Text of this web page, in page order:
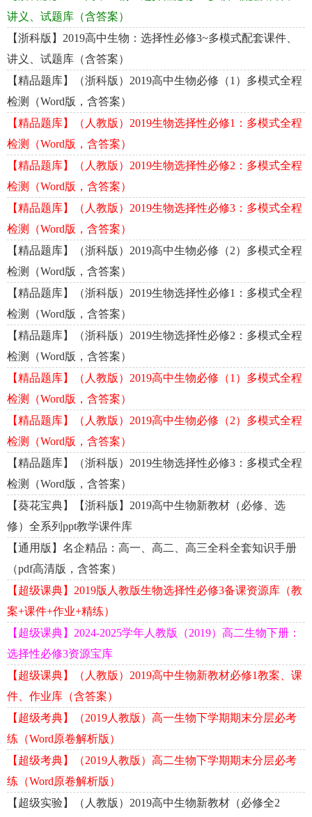
讲义、试题库（含答案）
【浙科版】2019高中生物：选择性必修3~多模式配套课件、
讲义、试题库（含答案）
【精品题库】（浙科版）2019高中生物必修（1）多模式全程
检测（Word版，含答案）
【精品题库】（人教版）2019生物选择性必修1：多模式全程
检测（Word版，含答案）
【精品题库】（人教版）2019生物选择性必修2：多模式全程
检测（Word版，含答案）
【精品题库】（人教版）2019生物选择性必修3：多模式全程
检测（Word版，含答案）
【精品题库】（浙科版）2019高中生物必修（2）多模式全程
检测（Word版，含答案）
【精品题库】（浙科版）2019生物选择性必修1：多模式全程
检测（Word版，含答案）
【精品题库】（浙科版）2019生物选择性必修2：多模式全程
检测（Word版，含答案）
【精品题库】（人教版）2019高中生物必修（1）多模式全程
检测（Word版，含答案）
【精品题库】（人教版）2019高中生物必修（2）多模式全程
检测（Word版，含答案）
【精品题库】（浙科版）2019生物选择性必修3：多模式全程
检测（Word版，含答案）
【葵花宝典】【浙科版】2019高中生物新教材（必修、选
修）全系列ppt教学课件库
【通用版】名企精品：高一、高二、高三全科全套知识手册
（pdf高清版，含答案）
【超级课典】2019版人教版生物选择性必修3备课资源库（教
案+课件+作业+精练）
【超级课典】2024-2025学年人教版（2019）高二生物下册：
选择性必修3资源宝库
【超级课典】（人教版）2019高中生物新教材必修1教案、课
件、作业库（含答案）
【超级考典】（2019人教版）高一生物下学期期末分层必考
练（Word原卷解析版）
【超级考典】（2019人教版）高二生物下学期期末分层必考
练（Word原卷解析版）
【超级实验】（人教版）2019高中生物新教材（必修全2